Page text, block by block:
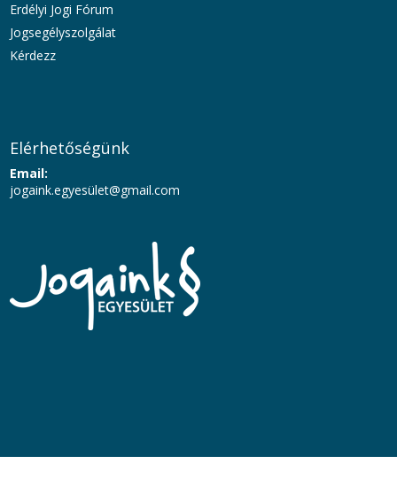
Erdélyi Jogi Fórum
Jogsegélyszolgálat
Kérdezz
Elérhetőségünk
Email:
jogaink.egyesület@gmail.com